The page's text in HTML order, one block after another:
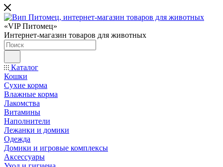
«VIP Питомец»
Интернет-магазин товаров для животных
Каталог
Кошки
Сухие корма
Влажные корма
Лакомства
Витамины
Наполнители
Лежанки и домики
Одежда
Домики и игровые комплексы
Аксессуары